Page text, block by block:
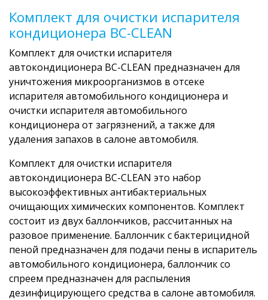
Комплект для очистки испарителя
кондиционера BC-CLEAN
Комплект для очистки испарителя
автокондиционера BC-CLEAN предназначен для
уничтожения микроорганизмов в отсеке
испарителя автомобильного кондиционера и
очистки испарителя автомобильного
кондиционера от загрязнений, а также для
удаления запахов в салоне автомобиля.
Комплект для очистки испарителя
автокондиционера BC-CLEAN это набор
высокоэффективных антибактериальных
очищающих химических компонентов. Комплект
состоит из двух баллончиков, рассчитанных на
разовое применение. Баллончик с бактерицидной
пеной предназначен для подачи пены в испаритель
автомобильного кондиционера, баллончик со
спреем предназначен для распыления
дезинфицирующего средства в салоне автомобиля.